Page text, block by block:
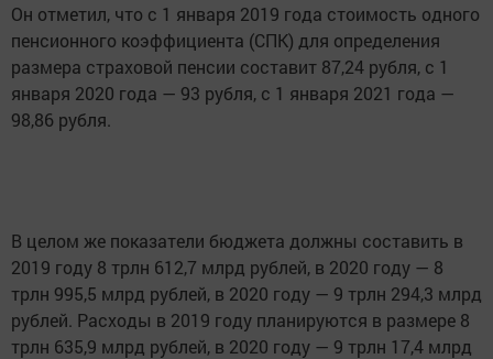
Он отметил, что с 1 января 2019 года стоимость одного
пенсионного коэффициента (СПК) для определения
размера страховой пенсии составит 87,24 рубля, с 1
января 2020 года — 93 рубля, с 1 января 2021 года —
98,86 рубля.
В целом же показатели бюджета должны составить в
2019 году 8 трлн 612,7 млрд рублей, в 2020 году — 8
трлн 995,5 млрд рублей, в 2020 году — 9 трлн 294,3 млрд
рублей. Расходы в 2019 году планируются в размере 8
трлн 635,9 млрд рублей, в 2020 году — 9 трлн 17,4 млрд